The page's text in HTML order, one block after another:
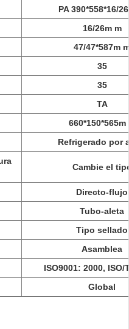
PA 390*558*16/
16/26m m
47/47*587m
35
35
TA
660*150*565m
Refrigerado por
Cambie el
Directo-flujo
Tubo-aleta
Tipo sellado
Asamblea
ISO9001: 2000, ISO/
Global